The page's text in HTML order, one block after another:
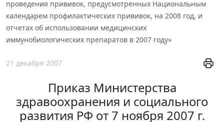
проведения прививок, предусмотренных Национальным
календарем профилактических прививок, на 2008 год, и
отчетах об использовании медицинских
иммунобиологических препаратов в 2007 году»
21 декабря 2007
Приказ Министерства
здравоохранения и социального
развития РФ от 7 ноября 2007 г.